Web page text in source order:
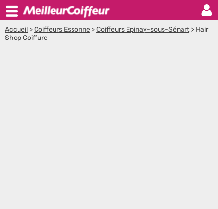
Accueil >Coiffeurs Essonne >Coiffeurs Epinay-sous-Sénart> Hair
Shop Coiffure